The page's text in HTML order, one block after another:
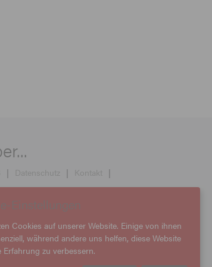
| Datenschutz | Kontakt |
Einstellungen
Cookies auf unserer Website. Einige von ihnen
während andere uns helfen, diese Website
Erfahrung zu verbessern.